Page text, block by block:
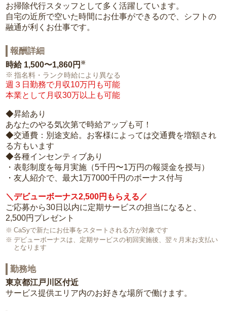
お掃除代行スタッフとして多く活躍しています。
自宅の近所で空いた時間にお仕事ができるので、シフトの
融通が利くお仕事です。
報酬詳細
時給 1,500〜1,860円 ※
指名料・ランク時給により異なる
週３日勤務で月収10万円も可能
本業として月収30万以上も可能
◆昇給あり
あなたのやる気次第で時給アップも可！
◆交通費：別途支給。お客様によっては交通費を増額され
る方もいます
◆各種インセンティブあり
・表彰制度を毎月実施（5千円〜1万円の報奨金を授与）
・友人紹介で、最大1万7000千円のボーナス付与
＼デビューボーナス2,500円もらえる／
ご応募から30日以内に定期サービスの担当になると、
2,500円プレゼント
CaSyで新たにお仕事をスタートされる方が対象です
デビューボーナスは、定期サービスの初回実施後、翌々月末お支払い
となります
勤務地
東京都江戸川区付近
サービス提供エリア内のお好きな場所で働けます。